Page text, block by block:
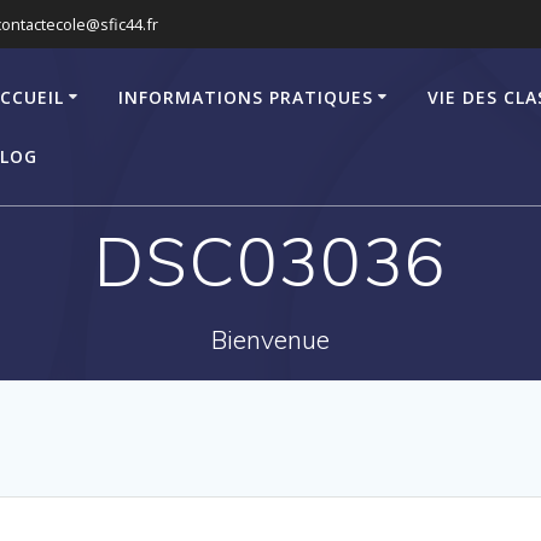
INFORMATIONS PRATIQUES VIE DES
DSC03036
Bienvenue